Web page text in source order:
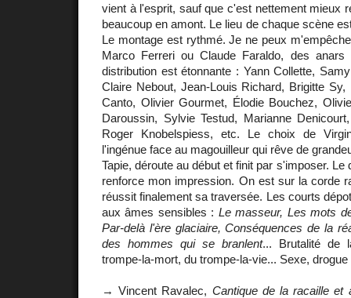
vient à l'esprit, sauf que c'est nettement mieux
beaucoup en amont. Le lieu de chaque scène
Le montage est rythmé. Je ne peux
Marco Ferreri ou Claude Faraldo, des
distribution est étonnante : Yann Collette,
Claire Nebout, Jean-Louis Richard, Brigitte
Canto, Olivier Gourmet, Élodie Bouchez,
Daroussin, Sylvie Testud, Marianne
Roger Knobelspiess, etc. Le choix de
l'ingénue face au magouilleur qui rêve de
Tapie, déroute au début et finit par s'imposer.
renforce mon impression. On est sur la corde
réussit finalement sa traversée. Les courts
aux âmes sensibles : Le masseur, Les mots
Par-delà l'ère glaciaire, Conséquences de la
des hommes qui se branlent... Brutalité de
trompe-la-mort, du trompe-la-vie... Sexe,
→ Vincent Ravalec, Cantique de la racaille et